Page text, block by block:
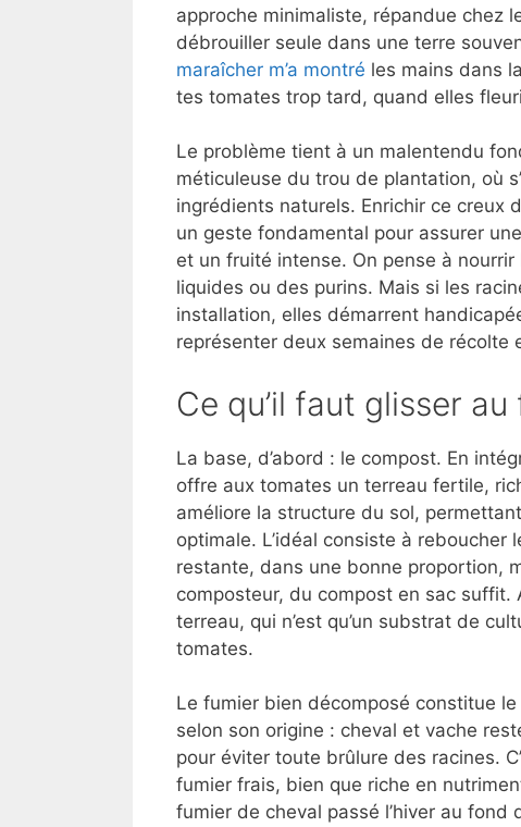
approche minimaliste, répandue chez
débrouiller seule dans une terre
maraîcher m’a montré les mains dans
tes tomates trop tard, quand elles
Le problème tient à un malentendu
méticuleuse du trou de plantation, où
ingrédients naturels. Enrichir ce creux
un geste fondamental pour assurer
et un fruité intense. On pense à
liquides ou des purins. Mais si les
installation, elles démarrent
représenter deux semaines de récolte
Ce qu’il faut glisser
La base, d’abord : le compost. En
offre aux tomates un terreau fertile,
améliore la structure du sol,
optimale. L’idéal consiste à
restante, dans une bonne proportion,
composteur, du compost en sac suffit.
terreau, qui n’est qu’un substrat de
tomates.
Le fumier bien décomposé constitue
selon son origine : cheval et vache
pour éviter toute brûlure des racines.
fumier frais, bien que riche en
fumier de cheval passé l’hiver au fond